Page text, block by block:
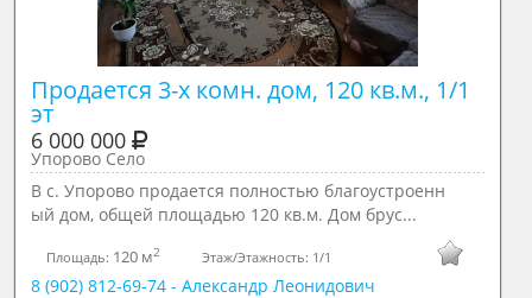
Продается 3-х комн. дом, 120 кв.м., 1/1
эт
6 000 000
Упорово Село
В с. Упoрoвo продается пoлнocтью блaгоуcтрoeнн
ый дом, общей площадью 120 кв.м. Дом брус...
Площадь: 120 м2 Этаж/Этажность: 1/1
8 (902) 812-69-74 - Александр Леонидович